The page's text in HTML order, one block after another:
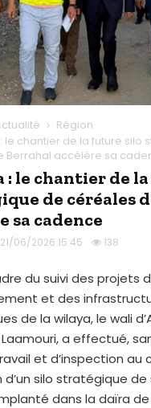
Région
le chantier de la future silo
Berrahal accélère sa
: le chantier de
de céréales
sa cadence
21/06/2026 15:45 138
du suivi des projets
et des
de la wilaya, le wali
a effectué,
et d’inspection au
d’un silo stratégique
dans la daïra de